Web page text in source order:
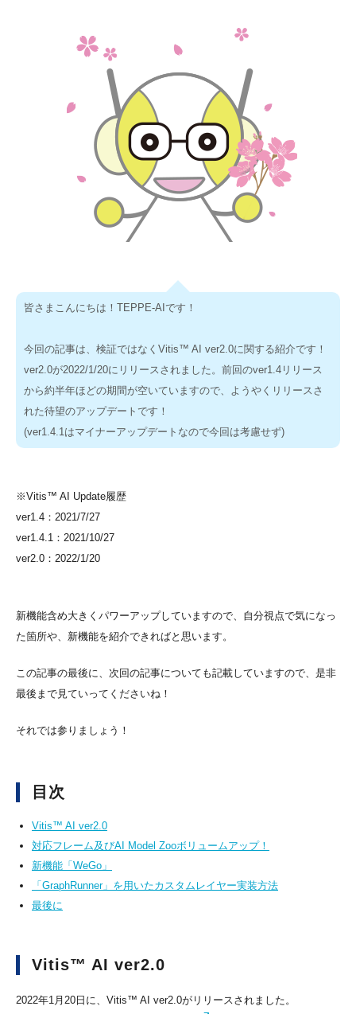
皆さまこんにちは！TEPPE-AIです！
今回の記事は、検証ではなくVitis™ AI ver2.0に関する紹介です！
ver2.0が2022/1/20にリリースされました。前回のver1.4リリース
から約半年ほどの期間が空いていますので、ようやくリリースさ
れた待望のアップデートです！
(ver1.4.1はマイナーアップデートなので今回は考慮せず)
※Vitis™ AI Update履歴
ver1.4：2021/7/27
ver1.4.1：2021/10/27
ver2.0：2022/1/20
新機能含め大きくパワーアップしていますので、自分視点で気になっ
た箇所や、新機能を紹介できればと思います。
この記事の最後に、次回の記事についても記載していますので、是非
最後まで見ていってくださいね！
それでは参りましょう！
目次
Vitis™ AI ver2.0
対応フレーム及びAI Model Zooボリュームアップ！
新機能「WeGo」
「GraphRunner」を用いたカスタムレイヤー実装方法
最後に
Vitis™ AI ver2.0
2022年1月20日に、Vitis™ AI ver2.0がリリースされました。